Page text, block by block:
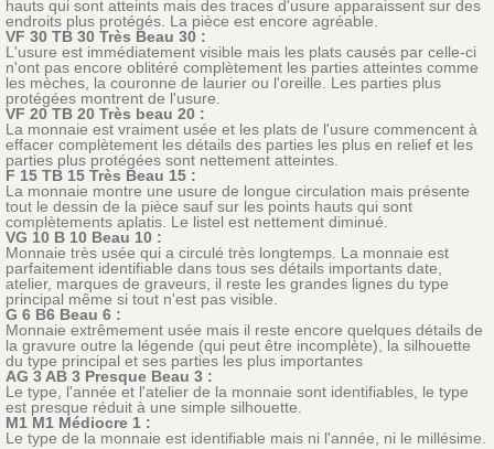
hauts qui sont atteints mais des traces d'usure apparaissent sur des
endroits plus protégés. La pièce est encore agréable.
VF 30 TB 30 Très Beau 30 :
L'usure est immédiatement visible mais les plats causés par celle-ci
n'ont pas encore oblitéré complètement les parties atteintes comme
les mèches, la couronne de laurier ou l'oreille. Les parties plus
protégées montrent de l'usure.
VF 20 TB 20 Très beau 20 :
La monnaie est vraiment usée et les plats de l'usure commencent à
effacer complètement les détails des parties les plus en relief et les
parties plus protégées sont nettement atteintes.
F 15 TB 15 Très Beau 15 :
La monnaie montre une usure de longue circulation mais présente
tout le dessin de la pièce sauf sur les points hauts qui sont
complètements aplatis. Le listel est nettement diminué.
VG 10 B 10 Beau 10 :
Monnaie très usée qui a circulé très longtemps. La monnaie est
parfaitement identifiable dans tous ses détails importants date,
atelier, marques de graveurs, il reste les grandes lignes du type
principal même si tout n'est pas visible.
G 6 B6 Beau 6 :
Monnaie extrêmement usée mais il reste encore quelques détails de
la gravure outre la légende (qui peut être incomplète), la silhouette
du type principal et ses parties les plus importantes
AG 3 AB 3 Presque Beau 3 :
Le type, l'année et l'atelier de la monnaie sont identifiables, le type
est presque réduit à une simple silhouette.
M1 M1 Médiocre 1 :
Le type de la monnaie est identifiable mais ni l'année, ni le millésime.